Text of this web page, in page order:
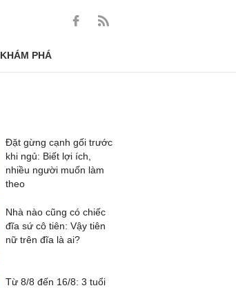
KHÁM PHÁ
Đặt gừng cạnh gối trước
khi ngủ: Biết lợi ích,
nhiều người muốn làm
theo
Nhà nào cũng có chiếc
đĩa sứ cô tiên: Vậy tiên
nữ trên đĩa là ai?
Từ 8/8 đến 16/8: 3 tuổi